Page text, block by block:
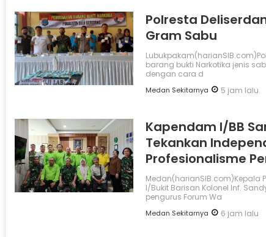
Polresta
Gram Sabu
barang bukti Narkotika jenis
dengan cara d
Medan Sekitarnya 5 jam lalu
Kapendam I/BB
Tekankan
Profesionalisme
Medan(harianSIB.com)Kepala
I/Bukit Barisan Kolonel Inf.
pengurus Forum Wa
Medan Sekitarnya 6 jam lalu